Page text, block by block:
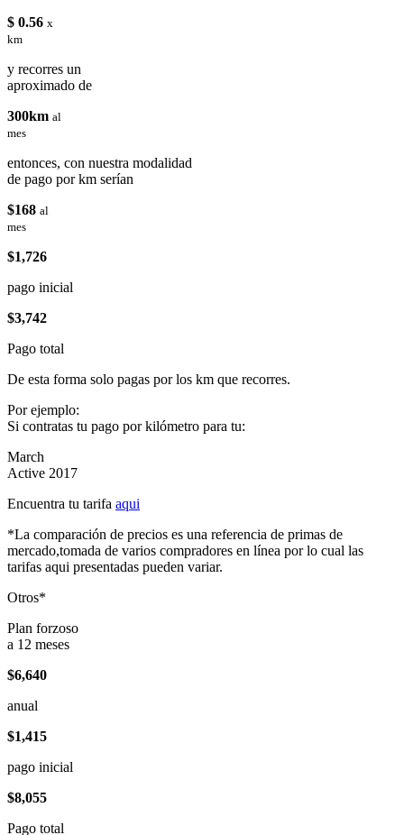
$ 0.56 x
km
y recorres un
aproximado de
300km al
mes
entonces, con nuestra modalidad
de pago por km serían
$168 al
mes
$1,726
pago inicial
$3,742
Pago total
De esta forma solo pagas por los km que recorres.
Por ejemplo:
Si contratas tu pago por kilómetro para tu:
March
Active 2017
Encuentra tu tarifa aqui
*La comparación de precios es una referencia de primas de
mercado,tomada de varios compradores en línea por lo cual las
tarifas aqui presentadas pueden variar.
Otros*
Plan forzoso
a 12 meses
$6,640
anual
$1,415
pago inicial
$8,055
Pago total